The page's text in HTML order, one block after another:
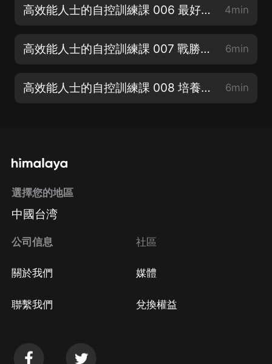
高效能人士的自控訓練課 006 最好的意志力就是變強制為自發（下） 4min
高效能人士的自控訓練課 007 戰勝思維惰性，培養主動精神 6min
高效能人士的自控訓練課 008 培養積極的自我意識 6min
選擇您的地區
中國台湾
公司信息
關於我們
聯繫我們
社區
媒體
兌換權益